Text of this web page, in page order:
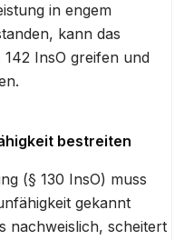
in engem
kann das
InsO greifen und
bestreiten
(§ 130 InsO) muss
gekannt
nachweislich, scheitert